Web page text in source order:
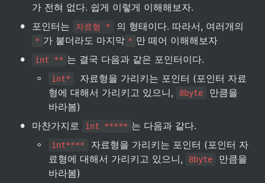
가 전혀 없다. 쉽게 이렇게 이해해보자.
• 포인터는 자료형 *
* 가 붙더라도 마지막 * 만 떼어 이해해보자
• int ** 는 결국 다음과 같은 포인터이다.
◦ int*
  자료형을 가리키는 포인터 (포인터 자료
형에 대해서 가리키고 있으니,
8byte
만큼을
바라봄)
• 마찬가지로 int ***** 는 다음과 같다.
◦ int****
자료형을 가리키는 포인터 (포인터 자
료형에 대해서 가리키고 있으니,
8byte
만큼을
바라봄)